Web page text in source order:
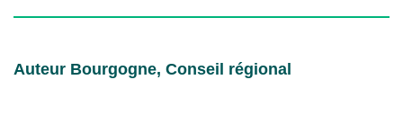
Auteur Bourgogne, Conseil régional